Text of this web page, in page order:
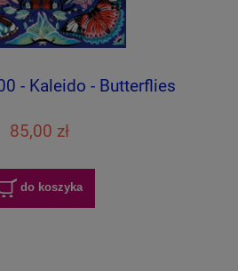
- Kaleido - Butterflies
85,00 zł
do koszyka